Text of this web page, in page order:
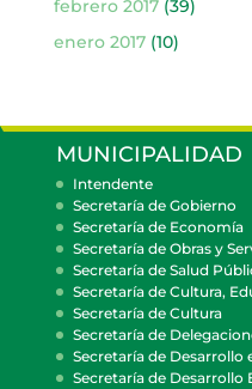
febrero 2017(39)
enero 2017(10)
MUNICIPALIDAD
Intendente
Secretaría de Gobierno
Secretaría de Economía
Secretaría de Obras y
Secretaría de Salud
Secretaría de Cultura,
Secretaría de Cultura
Secretaría de
Secretaría de Desarrollo
Secretaría de